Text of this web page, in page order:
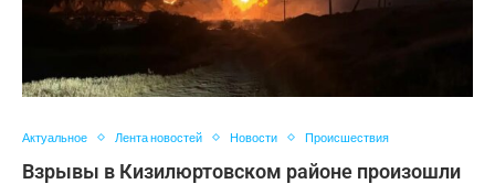
Актуальное Лента новостей Новости Происшествия
Взрывы в Кизилюртовском районе произошли